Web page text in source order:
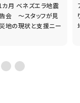
カ月 ベネズエラ地震
会 ～スタッフが見
地の現状と支援ニー